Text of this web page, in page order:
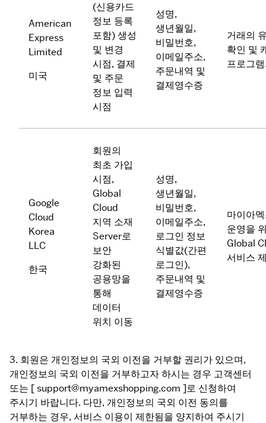
American
Express
Limited
미국
(신용카드
정보 등록
포함) 생성
및 변경
시점, 결제
및 주문
정보 입력
시점
성명,
생년월일,
비밀번호,
이메일주소,
주문내역 및
결제영수증
거래의
확인 및
프로그
Google
Cloud
Korea
LLC
한국
회원의
최초 가입
시점,
Global
Cloud
지역 소재
Server로
보안
강화된
공용망을
통해
데이터
위치 이동
성명,
생년월일,
비밀번호,
이메일주소,
로그인 정보
식별값(간편
로그인),
주문내역 및
결제영수증
마이아
운영을
Global
서비스
3. 회원은 개인정보의 국외 이전을 거부할 권리가 있으며,
개인정보의 국외 이전을 거부하고자 하시는 경우 고객센터
또는 [ support@myamexshopping.com ]로 신청하여
주시기 바랍니다. 다만, 개인정보의 국외 이전 동의를
거부하는 경우, 서비스 이용이 제한됨을 양지하여 주시기